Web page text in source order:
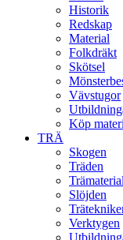
Historik
Redskap
Material
Folkdräkt
Skötsel
Vävstugor
Köp
TRÄ
Skogen
Träden
Slöjden
Verktygen